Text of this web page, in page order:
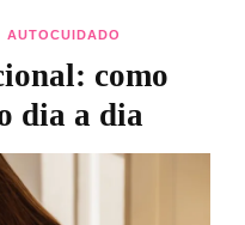
AUTOCUIDADO
como
dia a dia